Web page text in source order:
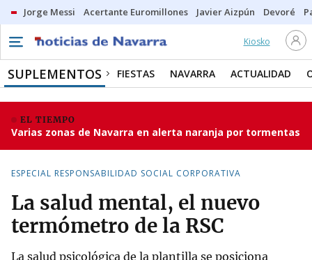
Jorge Messi Acertante Euromillones Javier Aizpún Devoré
Kiosko
SUPLEMENTOS FIESTAS NAVARRA ACTUALIDAD
EL TIEMPO
Varias zonas de Navarra en alerta naranja por tormentas
ESPECIAL RESPONSABILIDAD SOCIAL CORPORATIVA
La salud mental, el nuevo
termómetro de la RSC
La salud psicológica de la plantilla se posiciona